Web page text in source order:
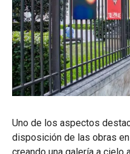
Uno de los aspectos
disposición de las obras